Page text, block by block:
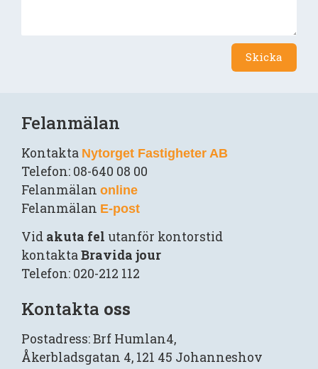
Skicka
Felanmälan
Kontakta Nytorget Fastigheter AB
Telefon: 08-640 08 00
Felanmälanonline
Felanmälan E-post
Vid akuta fel utanför kontorstid
kontaktaBravida jour
Telefon: 020-212 112
Kontakta oss
Postadress: Brf Humlan4,
Åkerbladsgatan 4, 121 45 Johanneshov